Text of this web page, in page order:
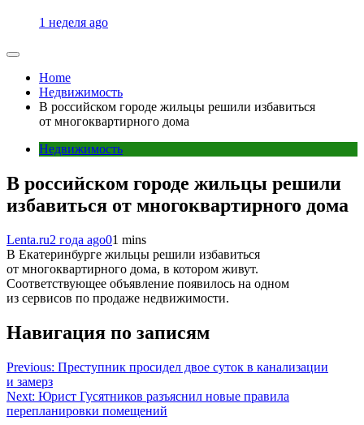
1 неделя ago
Home
Недвижимость
В российском городе жильцы решили избавиться
от многоквартирного дома
Недвижимость
В российском городе жильцы решили
избавиться от многоквартирного дома
Lenta.ru2 года ago01 mins
В Екатеринбурге жильцы решили избавиться
от многоквартирного дома, в котором живут.
Соответствующее объявление появилось на одном
из сервисов по продаже недвижимости.
Навигация по записям
Previous: Преступник просидел двое суток в канализации
и замерз
Next: Юрист Гусятников разъяснил новые правила
перепланировки помещений